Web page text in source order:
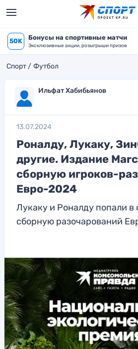
50K Бонусы на спортивные матчи
Эксклюзивные акции, розыгрыши призов
Спорт Футбол
Ильфат Хабибьянов
13.07.2024
Роналду, Лукаку,
другие. Издание
сборную игроков-
Евро-2024
Лукаку и Роналду попали
сборную разочарований